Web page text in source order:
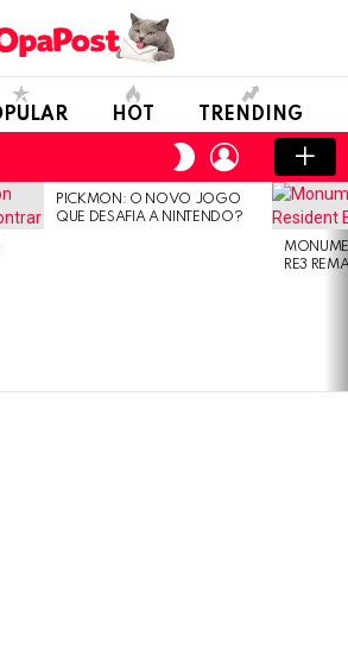
HOT TRENDING
SWITCH
SKIN
LOGIN
PICKMON: O NOVO JOGO
QUE DESAFIA A NINTENDO?
RE3